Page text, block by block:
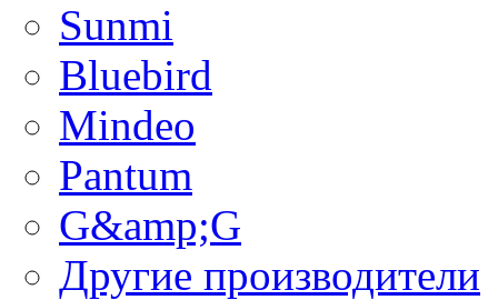
Sunmi
Bluebird
Mindeo
Pantum
G&amp;G
Другие производители